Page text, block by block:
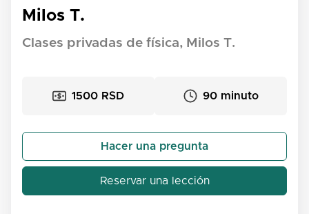
Milos T.
Clases privadas de física, Milos T.
1500 RSD 90 minuto
Hacer una pregunta
Reservar una lección